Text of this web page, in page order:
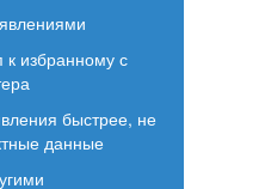
к избранному с
быстрее, не
данные